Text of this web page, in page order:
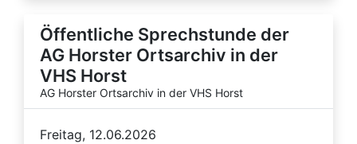
Öffentliche Sprechstunde der
AG Horster Ortsarchiv in der
VHS Horst
AG Horster Ortsarchiv in der VHS Horst
Freitag, 12.06.2026